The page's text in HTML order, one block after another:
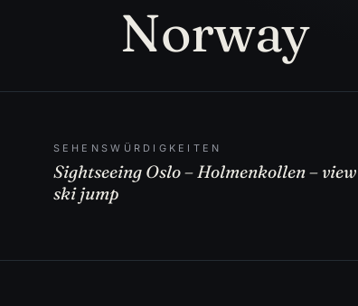
Norway
SEHENSWÜRDIGKEITEN
Sightseeing Oslo – Holmenkollen – view
ski jump